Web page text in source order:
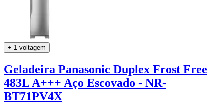
+ 1 voltagem
Geladeira Panasonic Duplex Frost Free
483L A+++ Aço Escovado - NR-
BT71PV4X